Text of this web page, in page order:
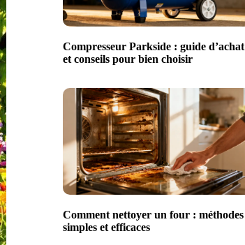
Compresseur Parkside : guide d’achat
et conseils pour bien choisir
Comment nettoyer un four : méthodes
simples et efficaces